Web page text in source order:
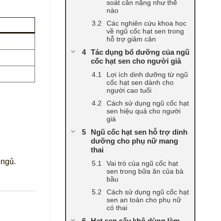
soát cân nặng như thế
nào
Các nghiên cứu khoa học
về ngũ cốc hạt sen trong
hỗ trợ giảm cân
Tác dụng bổ dưỡng của ngũ
cốc hạt sen cho người già
Lợi ích dinh dưỡng từ ngũ
cốc hạt sen dành cho
người cao tuổi
Cách sử dụng ngũ cốc hạt
sen hiệu quả cho người
già
Ngũ cốc hạt sen hỗ trợ dinh
dưỡng cho phụ nữ mang
thai
Vai trò của ngũ cốc hạt
sen trong bữa ăn của bà
bầu
Cách sử dụng ngũ cốc hạt
sen an toàn cho phụ nữ
có thai